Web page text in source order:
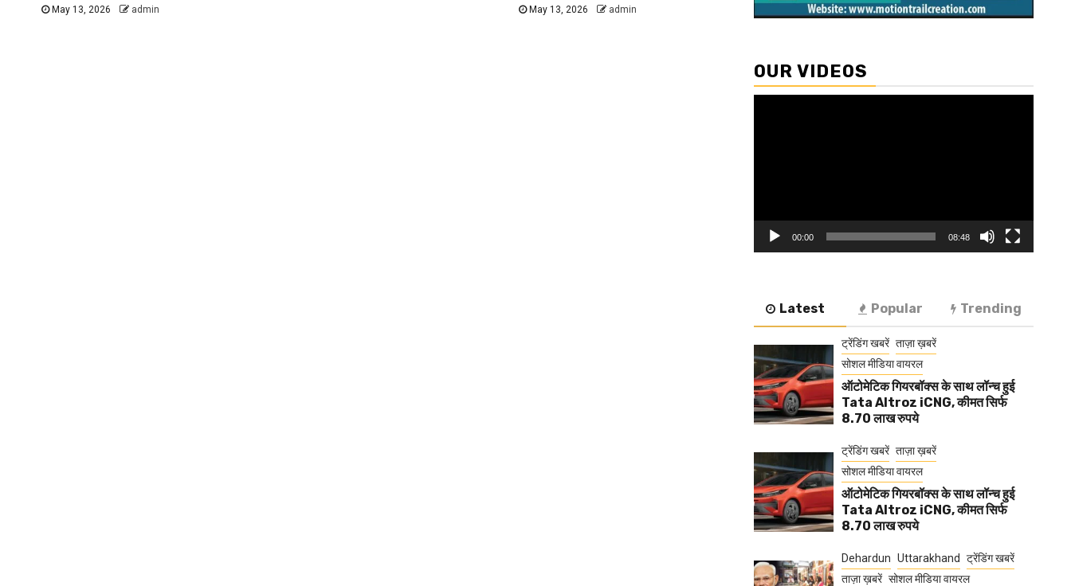
May 13, 2026 admin May 13, 2026 admin
OUR VIDEOS
00:00 08:48
Latest Popular Trending
ट्रेंडिंग खबरें ताज़ा ख़बरें
सोशल मीडिया वायरल
ऑटोमेटिक गियरबॉक्स के साथ लॉन्च हुई
Tata Altroz iCNG, कीमत सिर्फ
8.70 लाख रुपये
ट्रेंडिंग खबरें ताज़ा ख़बरें
सोशल मीडिया वायरल
ऑटोमेटिक गियरबॉक्स के साथ लॉन्च हुई
Tata Altroz iCNG, कीमत सिर्फ
8.70 लाख रुपये
Dehardun Uttarakhand
ट्रेंडिंग खबरें
ताज़ा ख़बरें सोशल मीडिया वायरल